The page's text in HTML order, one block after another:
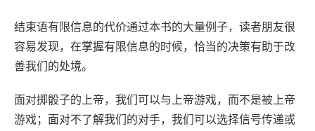
结束语有限信息的代价通过本书的大量例子，读者朋友很
容易发现，在掌握有限信息的时候，恰当的决策有助于改
善我们的处境。
面对掷骰子的上帝，我们可以与上帝游戏，而不是被上帝
游戏；面对不了解我们的对手，我们可以选择信号传递或